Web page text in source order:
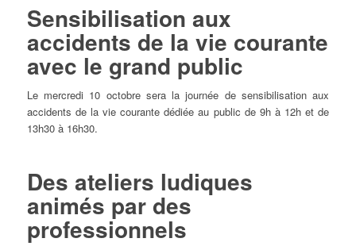
Sensibilisation aux
accidents de la vie courante
avec le grand public
Le mercredi 10 octobre sera la journée de sensibilisation aux
accidents de la vie courante dédiée au public de 9h à 12h et de
13h30 à 16h30.
Des ateliers ludiques
animés par des
professionnels